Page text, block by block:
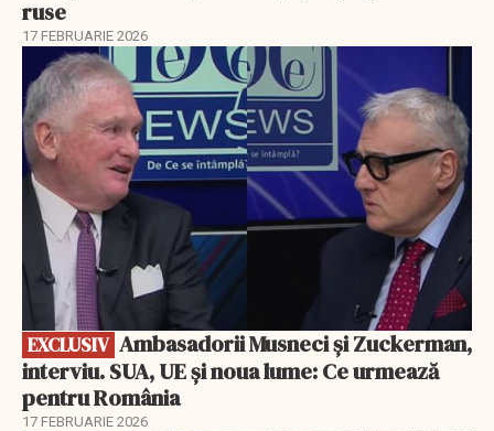
ruse
17 FEBRUARIE 2026
EXCLUSIV
EXCLUSIV
interviu. SUA, UE și noua lume: Ce urmează
pentru România
17 FEBRUARIE 2026